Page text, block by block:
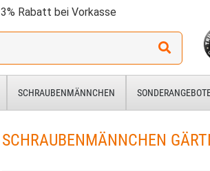
3% Rabatt bei Vorkasse
SCHRAUBENMÄNNCHEN
SCHRAUBENMÄNNCHEN